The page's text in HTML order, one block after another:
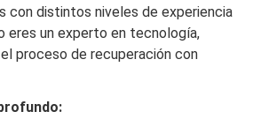
con distintos niveles de experiencia
eres un experto en tecnología,
proceso de recuperación con